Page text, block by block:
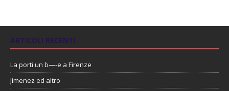
ARTICOLI RECENTI
La porti un b—-e a Firenze
Jimenez ed altro